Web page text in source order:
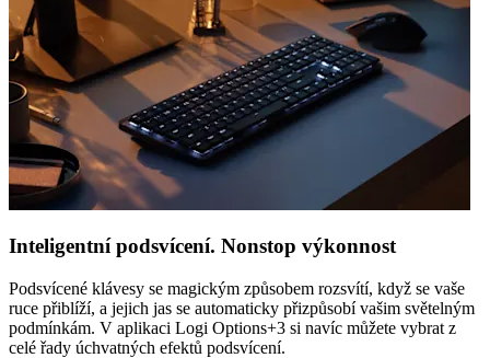
Inteligentní podsvícení. Nonstop výkonnost
Podsvícené klávesy se magickým způsobem rozsvítí, když se vaše
ruce přiblíží, a jejich jas se automaticky přizpůsobí vašim světelným
podmínkám. V aplikaci Logi Options+3 si navíc můžete vybrat z
celé řady úchvatných efektů podsvícení.